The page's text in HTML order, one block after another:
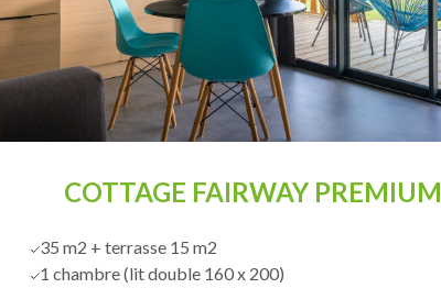
COTTAGE FAIRWAY PREMIUM
35 m2 + terrasse 15 m2
1 chambre (lit double 160 x 200)